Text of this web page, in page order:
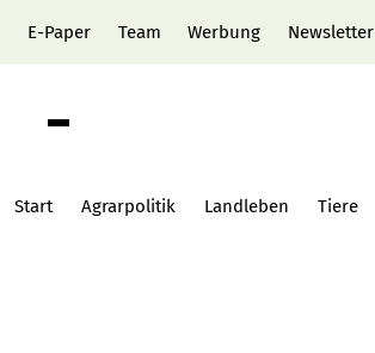
E-Paper Team Werbung Newsletter
Start Agrarpolitik Landleben Tiere